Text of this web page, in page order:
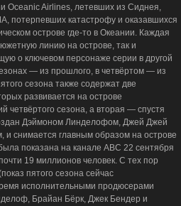
Oceanic Airlines, летевших из Сиднея,
потерпевших катастрофу и оказавшихся
острове где-то в Океании. Каждая
линию на острове, так и
о ключевом персонаже серии в другой
— из прошлого, в четвёртом — из
сезона также содержат две
развивается на острове
четвёртого сезона, а вторая — спустя
Дэймоном Линделофом, Джей Джей
снимается главным образом на острове
показана на канале ABC 22 сентября
19 миллионов человек. С тех пор
пятого сезона сейчас
исполнительными продюсерами
Брайан Бёрк, Джек Бендер и